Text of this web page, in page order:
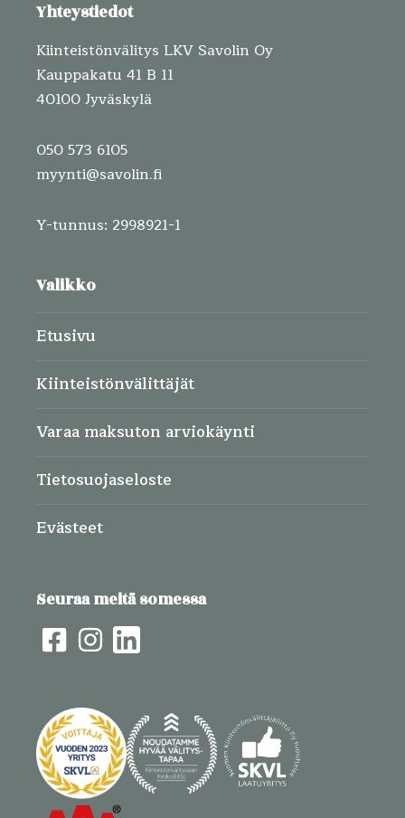
Yhteystiedot
Kiinteistönvälitys LKV Savolin Oy
Kauppakatu 41 B 11
40100 Jyväskylä
050 573 6105
myynti@savolin.fi
Y-tunnus: 2998921-1
Valikko
Etusivu
Kiinteistönvälittäjät
Varaa maksuton arviokäynti
Tietosuojaseloste
Evästeet
Seuraa meitä somessa